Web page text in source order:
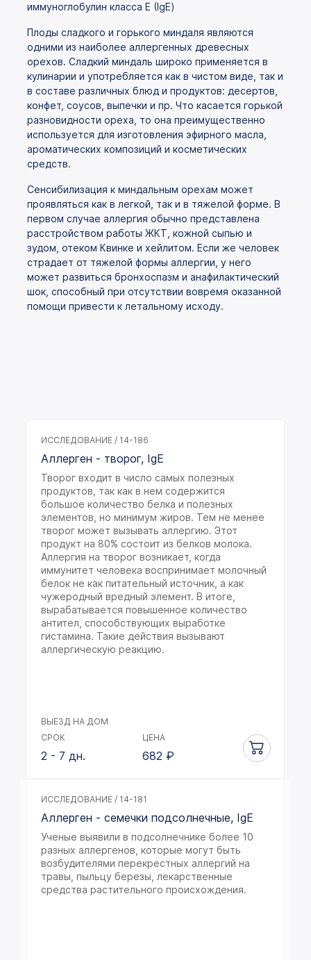
иммуноглобулин класса Е (IgE)
Плоды сладкого и горького миндаля являются
одними из наиболее аллергенных древесных
орехов. Сладкий миндаль широко применяется в
кулинарии и употребляется как в чистом виде, так и
в составе различных блюд и продуктов: десертов,
конфет, соусов, выпечки и пр. Что касается горькой
разновидности ореха, то она преимущественно
используется для изготовления эфирного масла,
ароматических композиций и косметических
средств.
Сенсибилизация к миндальным орехам может
проявляться как в легкой, так и в тяжелой форме. В
первом случае аллергия обычно представлена
расстройством работы ЖКТ, кожной сыпью и
зудом, отеком Квинке и хейлитом. Если же человек
страдает от тяжелой формы аллергии, у него
может развиться бронхоспазм и анафилактический
шок, способный при отсутствии вовремя оказанной
помощи привести к летальному исходу.
ИССЛЕДОВАНИЕ / 14-186
Аллерген - творог, IgE
Творог входит в число самых полезных
продуктов, так как в нем содержится
большое количество белка и полезных
элементов, но минимум жиров. Тем не менее
творог может вызывать аллергию. Этот
продукт на 80% состоит из белков молока.
Аллергия на творог возникает, когда
иммунитет человека воспринимает молочный
белок не как питательный источник, а как
чужеродный вредный элемент. В итоге,
вырабатывается повышенное количество
антител, способствующих выработке
гистамина. Такие действия вызывают
аллергическую реакцию.
ВЫЕЗД НА ДОМ
СРОК
2 - 7 дн.
ЦЕНА
682 ₽
ИССЛЕДОВАНИЕ / 14-181
Аллерген - семечки подсолнечные, IgE
Ученые выявили в подсолнечнике более 10
разных аллергенов, которые могут быть
возбудителями перекрестных аллергий на
травы, пыльцу березы, лекарственные
средства растительного происхождения.